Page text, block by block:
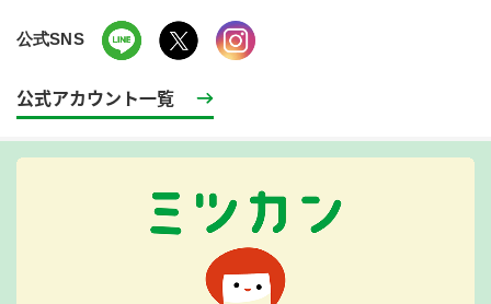
公式SNS
公式アカウント一覧